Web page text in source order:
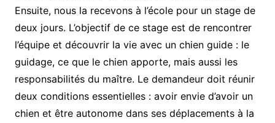
Ensuite, nous la recevons à l’école pour un stage de
deux jours. L’objectif de ce stage est de rencontrer
l’équipe et découvrir la vie avec un chien guide : le
guidage, ce que le chien apporte, mais aussi les
responsabilités du maître. Le demandeur doit réunir
deux conditions essentielles : avoir envie d’avoir un
chien et être autonome dans ses déplacements à la